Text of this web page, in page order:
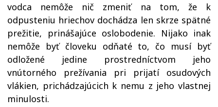
vodca nemôže nič zmeniť na tom, že k
odpusteniu hriechov dochádza len skrze spätné
prežitie, prinášajúce oslobodenie. Nijako inak
nemôže byť človeku odňaté to, čo musí byť
odložené jedine prostredníctvom jeho
vnútorného prežívania pri prijatí osudových
vlákien, prichádzajúcich k nemu z jeho vlastnej
minulosti.